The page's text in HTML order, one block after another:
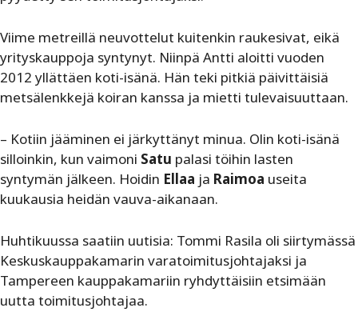
Viime metreillä neuvottelut kuitenkin raukesivat, eikä
yrityskauppoja syntynyt. Niinpä Antti aloitti vuoden
2012 yllättäen koti-isänä. Hän teki pitkiä päivittäisiä
metsälenkkejä koiran kanssa ja mietti tulevaisuuttaan.
– Kotiin jääminen ei järkyttänyt minua. Olin koti-isänä
silloinkin, kun vaimoni Satu palasi töihin lasten
syntymän jälkeen. Hoidin Ellaa ja Raimoa useita
kuukausia heidän vauva-aikanaan.
Huhtikuussa saatiin uutisia: Tommi Rasila oli siirtymässä
Keskuskauppakamarin varatoimitusjohtajaksi ja
Tampereen kauppakamariin ryhdyttäisiin etsimään
uutta toimitusjohtajaa.